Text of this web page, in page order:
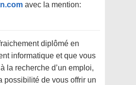
avec la mention:
diplômé en
informatique et que vous
la recherche d’un emploi,
possibilité de vous offrir un